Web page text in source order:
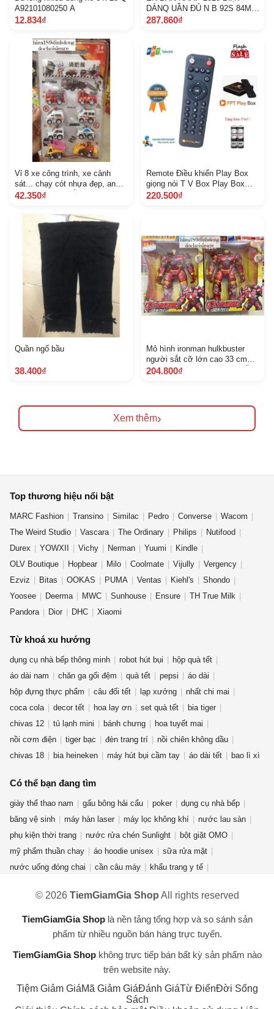
A92101080250 A
12.834₫
DÁNQ UẦN ĐỦ N B 92S 84Md
66Mq 60Ld 56Lq 48X L 44 hà
287.860₫
Vỉ 8 xe công trình, xe cảnh
sát... chạy cót nhựa đẹp, an
toàn shop gửi mẫu tuỳ đợt
42.350₫
Remote Điều khiển Play Box
giọng nói T V Box Play Box
2018, 2019, 2020 Hàng mới
220.500₫
Quần ngố bầu
38.400₫
Mô hình ironman hulkbuster
người sắt cỡ lớn cao 33 cm
ảnh thật khách chat chọn mẫu
204.800₫
Xem thêm›
Top thương hiệu nổi bật
MARC Fashion Transino Similac Pedro Converse
Wacom
The Weird Studio
Vascara The Ordinary Philips
Nutifood
Durex
YOWXII Vichy Nerman Yuumi
Kindle
OLV Boutique
Hopbear Milo Coolmate Vijully
Vergency
Ezviz
Bitas OOKAS PUMA Ventas Kiehl's
Shondo
Yoosee
Deerma MWC Sunhouse Ensure
TH True Milk
Pandora
Dior DHC Xiaomi
Từ khoá xu hướng
dụng cụ nhà bếp thông minh robot hút bụi
hộp quà tết
áo dài nam
chăn ga gối đệm quà tết pepsi
áo dài
hộp đựng thực phẩm
câu đối tết lạp xưởng
nhất chi mai
coca cola
decor tết hoa lay ơn set quà tết
bia tiger
chivas 12
tủ lạnh mini bánh chưng
hoa tuyết mai
nồi cơm điện
tiger bạc đèn trang trí
nồi chiên không dầu
chivas 18
bia heineken máy hút bụi cầm tay áo dài tết bao lì xì
Có thể bạn đang tìm
giày thể thao nam gấu bông hải cẩu poker
dụng cụ nhà bếp
băng vệ sinh
máy hàn laser máy lọc không khí
nước lau sàn
phụ kiện thời trang
nước rửa chén Sunlight
bột giặt OMO
mỹ phẩm thuần chay
áo hoodie unisex
sữa rửa mặt
nước uống đóng chai
cần câu máy
khẩu trang y tế
đèn năng lượng mặt trời
bình đun siêu tốc
chuồng mèo
dụng cụ vệ sinh nhà cửa
áo thun nam nữ
bàn phím cơ aula f75
điện thoại redmi turbo 4 pro
© 2026 TiemGiamGia Shop All rights reserved
TiemGiamGia Shoplà nền tảng tổng hợp và so sánh sản
phẩm từ nhiều nguồn bán hàng trực tuyến.
TiemGiamGia Shopkhông trực tiếp bán bất kỳ sản phẩm nào
trên website này.
Tiệm Giảm GiáMã Giảm GiáĐánh GiáTừ ĐiểnĐời Sống
Sách